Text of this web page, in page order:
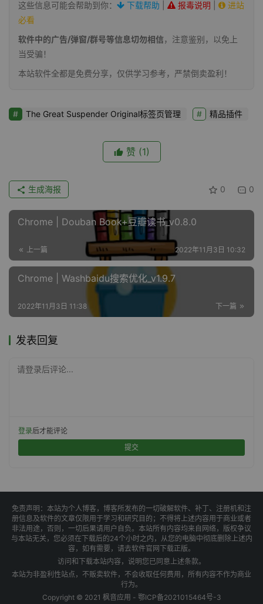
这些信息可能会帮助到你：
下载帮助 报毒说明
进站
必看
软件中的广告/弹窗/群号等信息切勿相信，注意鉴别，以免上
当受骗！
本站软件全都是免费分享，仅供学习参考，严禁倒卖盈利！
The Great Suspender Original标签页管理 精品插件
赞 (1)
0 0
生成海报
Chrome | Douban Book+豆瓣读书_v0.8.0
上一篇 2022年11月3日 10:32
Chrome | Washbaidu搜索优化_v1.9.7
下一篇
2022年11月3日 11:38
发表回复
请登录后评论...
登录后才能评论
提交
免责声明：本站为个人博客，博客所发布的一切破解软件、补丁、注册机和注
册信息及软件的文章仅限用于学习和研究目的；不得将上述内容用于商业或者
非法用途，否则，一切后果请用户自负。本站所有内容均来自网络，版权争议
与本站无关，您必须在下载后的24个小时之内，从您的电脑中彻底删除上述内
容，如有需要，请去软件官网下载正版。
访问和下载本站内容，说明您已同意上述条款。
本站为非盈利性站点，不贩卖软件，不会收取任何费用，所有内容不作为商业
行为。
Copyright © 2021 枫音应用 - 鄂ICP备2021015464号-3